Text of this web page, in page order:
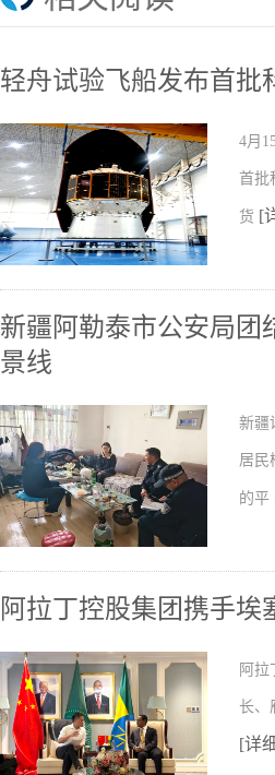
轻舟试验飞船发布首批
4月
首批
货 [
新疆阿勒泰市公安局团
景线
新疆
居民
的平
阿拉丁控股集团携手
阿拉
长、
[详